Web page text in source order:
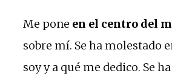
Me pone en el centro del
sobre mí. Se ha molestado
soy y a qué me dedico. Se